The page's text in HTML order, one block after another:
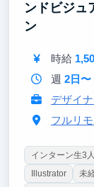
ンドビジュ
ン
時給
週 2日〜
デザイ
フルリ
インターン生3
Illustrator
未